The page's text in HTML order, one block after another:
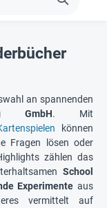
an spannenden
GmbH. Mit
können
Fragen lösen oder
zählen das
School
Experimente aus
vermittelt auf